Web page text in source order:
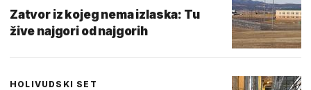
Zatvor iz kojeg nema izlaska: Tu
žive najgori od najgorih
HOLIVUDSKI SET